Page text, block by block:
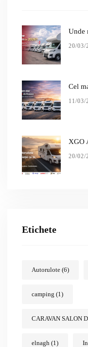
Unde
20/03/
Cel
11/03/
XGO
20/02/
Etichete
Autorulote (6)
camping (1)
CARAVAN SALON
elnagh (1)